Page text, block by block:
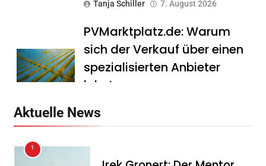
Tanja Schiller 7. August 2026
PVMarktplatz.de: Warum
sich der Verkauf über einen
spezialisierten Anbieter
lohnt
Aktuelle News
1